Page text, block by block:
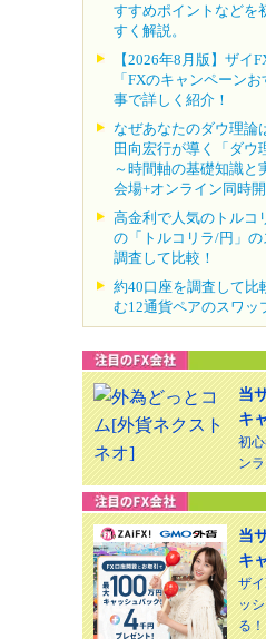
すすめポイントなどを
すく解説。
【2026年8月版】ザイ
「FXのキャンペーン
事で詳しく紹介！
なぜあなたのダウ理論
田向宏行が導く「ダウ
～時間軸の基礎知識と
会場+オンライン同時開
高金利で人気のトルコ
の「トルコリラ/円」
調査して比較！
約40口座を調査して比
む12通貨ペアのスワッ
当
キ
初
ン
当
キ
ザ
ッ
る！